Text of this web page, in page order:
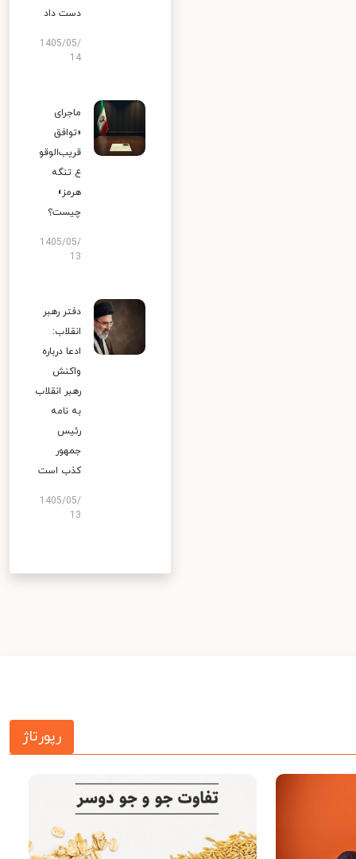
دست داد
1405/05/
14
ماجرای
«توافق
قریب‌الوقو
ع تنگه
هرمز»
چیست؟
1405/05/
13
دفتر رهبر
انقلاب:
ادعا درباره
واکنش
رهبر انقلاب
به نامه
رئیس
جمهور
کذب است
1405/05/
13
رپورتاژ